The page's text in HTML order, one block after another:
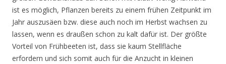
ist es möglich, Pflanzen bereits zu einem frühen Zeitpunkt im
Jahr auszusäen bzw. diese auch noch im Herbst wachsen zu
lassen, wenn es draußen schon zu kalt dafür ist. Der größte
Vorteil von Frühbeeten ist, dass sie kaum Stellfläche
erfordern und sich somit auch für die Anzucht in kleinen